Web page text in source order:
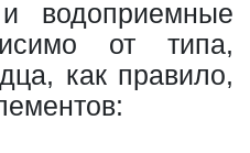
и водоприемные
от типа,
как правило,